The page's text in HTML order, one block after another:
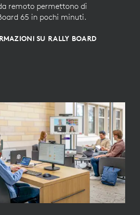
remoto permettono di
65 in pochi minuti.
SU RALLY BOARD